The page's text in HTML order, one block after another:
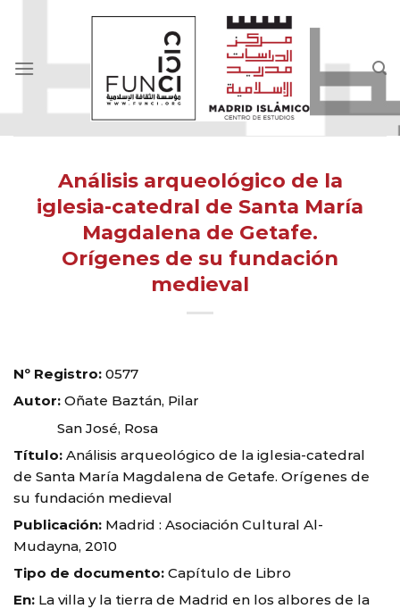
Análisis arqueológico de la
iglesia-catedral de Santa María
Magdalena de Getafe.
Orígenes de su fundación
medieval
Nº Registro: 0577
Autor: Oñate Baztán, Pilar
San José, Rosa
Título: Análisis arqueológico de la iglesia-catedral
de Santa María Magdalena de Getafe. Orígenes de
su fundación medieval
Publicación: Madrid : Asociación Cultural Al-
Mudayna, 2010
Tipo de documento: Capítulo de Libro
En: La villa y la tierra de Madrid en los albores de la